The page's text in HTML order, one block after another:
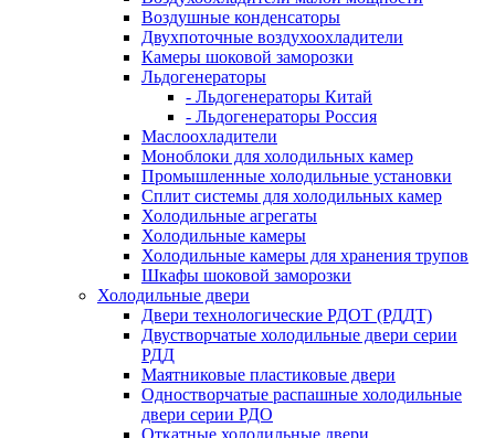
Воздушные конденсаторы
Двухпоточные воздухоохладители
Камеры шоковой заморозки
Льдогенераторы
- Льдогенераторы Китай
- Льдогенераторы Россия
Маслоохладители
Моноблоки для холодильных камер
Промышленные холодильные установки
Сплит системы для холодильных камер
Холодильные агрегаты
Холодильные камеры
Холодильные камеры для хранения трупов
Шкафы шоковой заморозки
Холодильные двери
Двери технологические РДОТ (РДДТ)
Двустворчатые холодильные двери серии
РДД
Маятниковые пластиковые двери
Одностворчатые распашные холодильные
двери серии РДО
Откатные холодильные двери